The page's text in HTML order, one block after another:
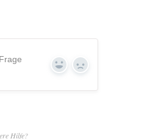
Yes No
Hilfe?